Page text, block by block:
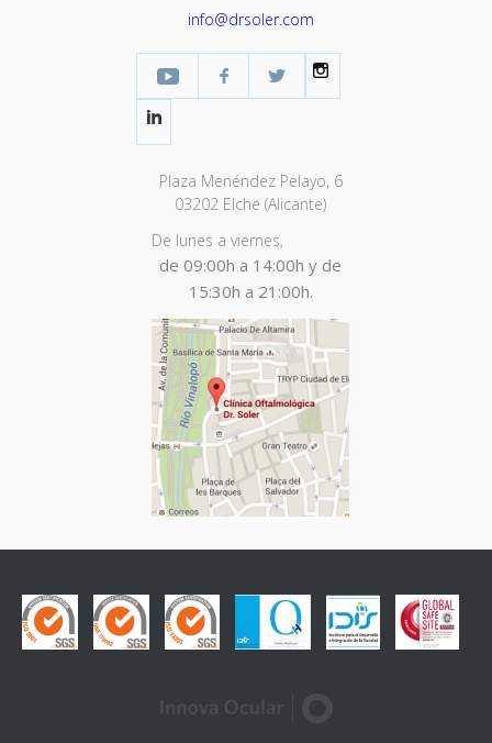
info@drsoler.com
YouTubeFacebook Profesional
Twitter
Plaza Menéndez Pelayo, 6
03202 Elche (Alicante)
De lunes a viernes,
de 09:00h a 14:00h y de
15:30h a 21:00h.